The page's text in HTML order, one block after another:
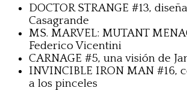
DOCTOR STRANGE #13,
Casagrande
MS. MARVEL: MUTANT
Federico Vicentini
CARNAGE #5, una visión de
INVINCIBLE IRON MAN #16,
a los pinceles